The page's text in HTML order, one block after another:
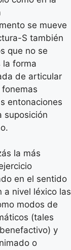
se mueve
S también
que no se
la forma
de articular
entonaciones
suposición
la más
en el sentido
a nivel léxico las
modos de
(tales
y
o